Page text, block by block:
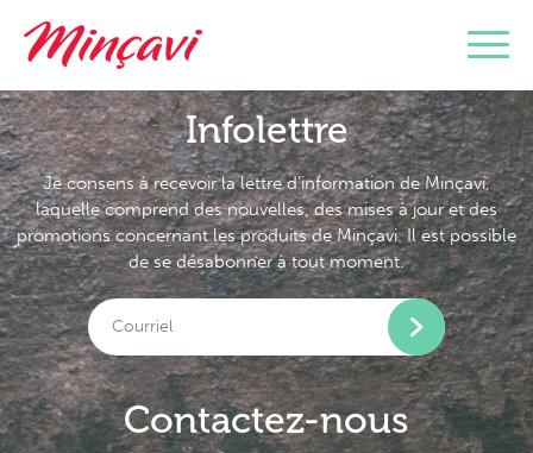
Infolettre
Je consens à recevoir la lettre d’information de Minçavi,
laquelle comprend des nouvelles, des mises à jour et des
promotions concernant les produits de Minçavi. Il est possible
de se désabonner à tout moment.
Contactez-nous